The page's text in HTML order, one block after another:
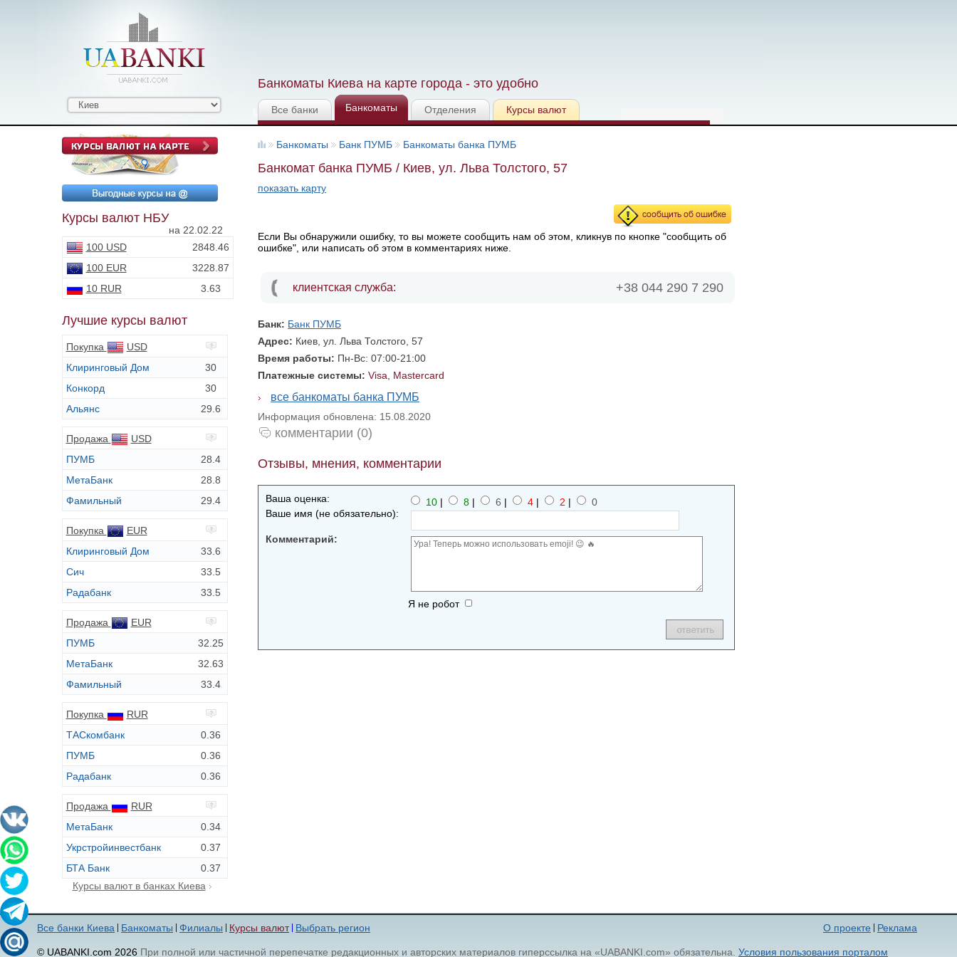
Банкоматы Киева на карте города - это удобно
Все банки Банкоматы Отделения Курсы валют
Курсы валют НБУ
на 22.02.22
100 USD
2848.46
100 EUR
3228.87
10 RUR
3.63
Лучшие курсы валют
Покупка
USD
Клиринговый Дом
30
Конкорд
30
Альянс
29.6
Продажа
USD
ПУМБ
28.4
МетаБанк
28.8
Фамильный
29.4
Покупка
EUR
Клиринговый Дом
33.6
Сич
33.5
Радабанк
33.5
Продажа
EUR
ПУМБ
32.25
МетаБанк
32.63
Фамильный
33.4
Покупка
RUR
ТАСкомбанк
0.36
ПУМБ
0.36
Радабанк
0.36
Продажа
RUR
МетаБанк
0.34
Укрстройинвестбанк
0.37
БТА Банк
0.37
Курсы валют в банках Киева
Банкоматы Банк ПУМБ Банкоматы банка ПУМБ
Банкомат банка ПУМБ / Киев, ул. Льва Толстого, 57
показать карту
Если Вы обнаружили ошибку, то вы можете сообщить нам об этом, кликнув по кнопке "сообщить об
ошибке", или написать об этом в комментариях ниже.
клиентская служба: +38 044 290 7 290
Банк: Банк ПУМБ
Адрес: Киев, ул. Льва Толстого, 57
Время работы: Пн-Вс: 07:00-21:00
Платежные системы: Visa, Mastercard
все банкоматы банка ПУМБ
Информация обновлена: 15.08.2020
комментарии (0)
Отзывы, мнения, комментарии
Ваша оценка: 10 | 8 | 6 | 4 | 2 |
0
Ваше имя (не обязательно):
Комментарий:
Я не робот
Реклама
О проекте
Все банки Киева Банкоматы Филиалы Курсы валют Выбрать регион
© UABANKI.com 2026 При полной или частичной перепечатке редакционных и авторских материалов гиперссылка на «UABANKI.com» обязательна. Условия пользования порталом